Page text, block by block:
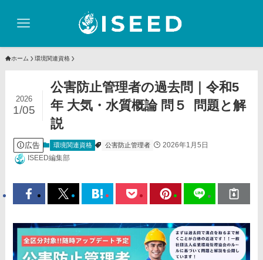
ホーム 環境関連資格
公害防止管理者の過去問｜令和5
年 大気・水質概論 問５ 問題と解
説
2026
1/05
広告 環境関連資格 公害防止管理者
2026年1月5日
ISEED編集部